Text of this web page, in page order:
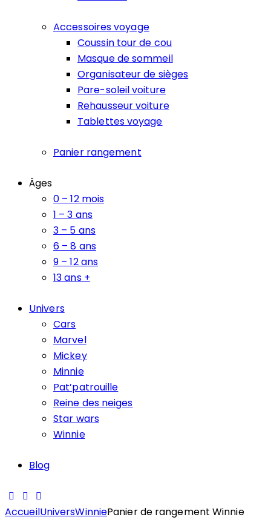
Accessoires voyage
Coussin tour de cou
Masque de sommeil
Organisateur de sièges
Pare-soleil voiture
Rehausseur voiture
Tablettes voyage
Panier rangement
Âges
0 – 12 mois
1 – 3 ans
3 – 5 ans
6 – 8 ans
9 – 12 ans
13 ans +
Univers
Cars
Marvel
Mickey
Minnie
Pat’patrouille
Reine des neiges
Star wars
Winnie
Blog
AccueilUniversWinniePanier de rangement Winnie